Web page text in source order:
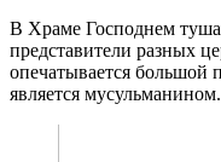
В Храме Господнем
представители разных
опечатывается большой
является мусульманином.